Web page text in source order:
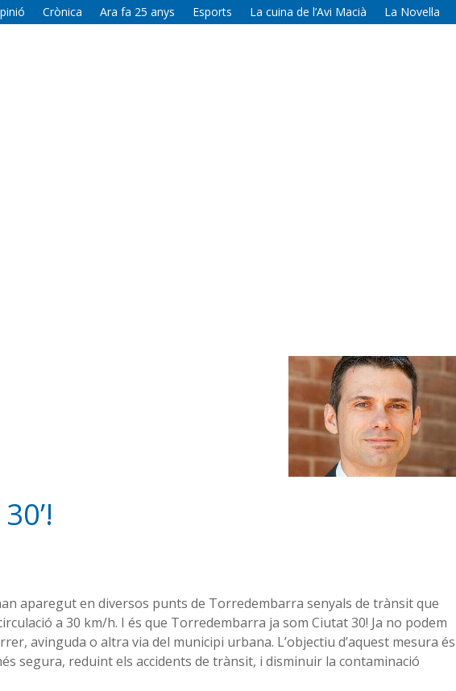
Crònica Ara fa 25 anys Esports La cuina de l’Avi Macià La Novel·la
aparegut en diversos punts de Torredembarra senyals de trànsit que
a 30 km/h. I és que Torredembarra ja som Ciutat 30! Ja no podem
avinguda o altra via del municipi urbana. L’objectiu d’aquest mesura és
segura, reduint els accidents de trànsit, i disminuir la contaminació